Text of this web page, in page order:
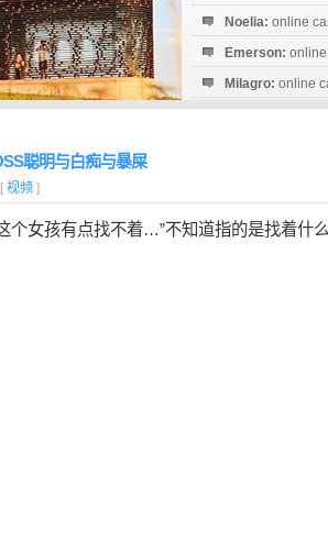
Noelia: online
Emerson:
Milagro: online
聪明与白痴与暴屎
视频 ]
个女孩有点找不着…”不知道指的是找着什